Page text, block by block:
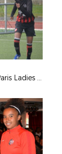
Les meilleures actions de la Paris Ladies Cup en action.